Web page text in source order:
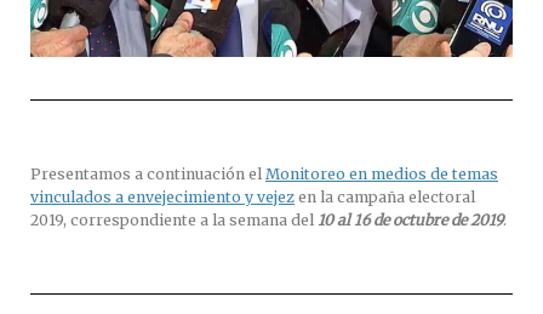
Presentamos a continuación el Monitoreo en medios de temas
vinculados a envejecimiento y vejez en la campaña electoral
2019, correspondiente a la semana del 10 al 16 de octubre de 2019.